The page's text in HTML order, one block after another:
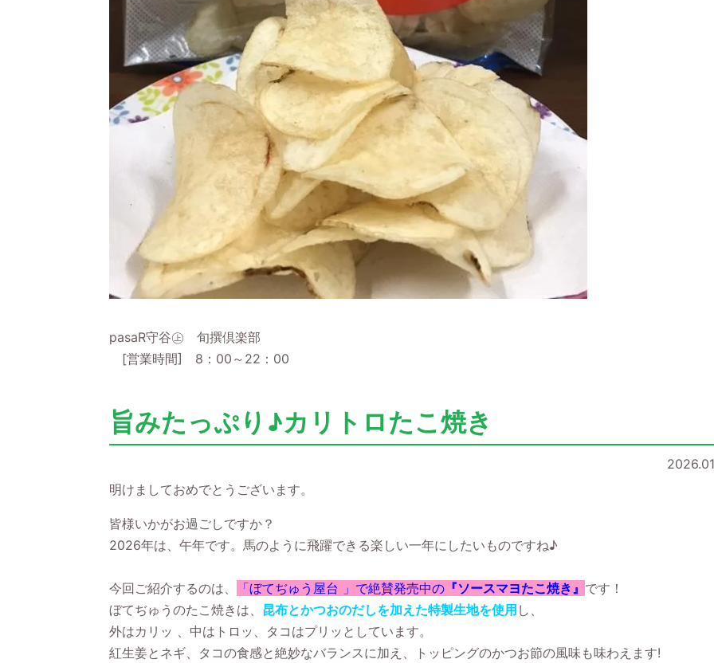
pasaR守谷㊤ 旬撰倶楽部
[営業時間] 8 ： 00 ～ 22 ： 00
旨みたっぷり♪カリトロたこ焼き
明けましておめでとうございます。
皆様いかがお過ごしですか？
2026年は、午年です。馬のように飛躍できる楽しい一年にしたいものですね♪
今回ご紹介するのは、 「ぼてぢゅう屋台 」で絶賛発売中の 『ソースマヨたこ焼き』 です！
ぼてぢゅうのたこ焼きは、 昆布とかつおのだしを加えた特製生地を使用 し、
外はカリッ 、中はトロッ、タコはプリッとしています。
紅生姜とネギ、タコの食感と絶妙なバランスに加え、トッピングのかつお節の風味も味わえます!